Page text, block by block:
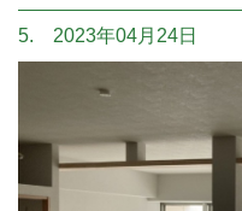
5. 2023年04月24日